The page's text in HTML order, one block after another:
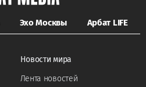
Эхо Москвы Арбат LIFE
Новости мира
Лента новостей